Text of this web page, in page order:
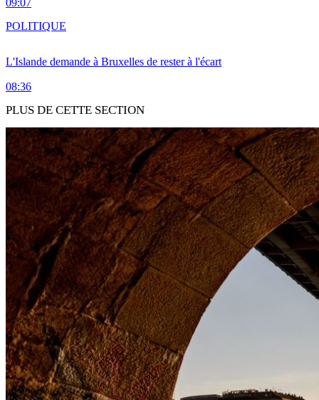
L'Islande demande à Bruxelles de rester à l'écart
08:36
POLITIQUE
PLUS DE CETTE SECTION